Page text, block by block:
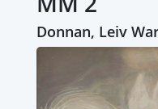
Donnan, Leiv